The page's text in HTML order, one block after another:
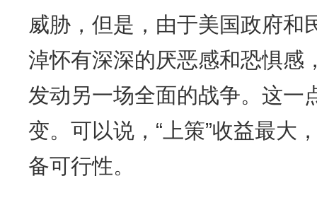
威胁，但是，由于美国政府和
淖怀有深深的厌恶感和恐惧感
发动另一场全面的战争。这一
变。可以说，“上策”收益最大
备可行性。